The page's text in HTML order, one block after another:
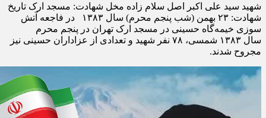
شهید سید علی اکبر اصل سلام زاده مخل شهادت: مسجد ارک تاریخ
شهادت: ۲۳ بهمن (شب پنجم محرم) سال ۱۳۸۳ در فاجعه آتش
سوزی خیمه‌گاه حسینی در مسجد ارک تهران در پنجم محرم
سال ۱۳۸۳ شمسی، ۷۸ نفر شهید و تعدادی از عزاداران حسینی نیز
مجروح شدند.